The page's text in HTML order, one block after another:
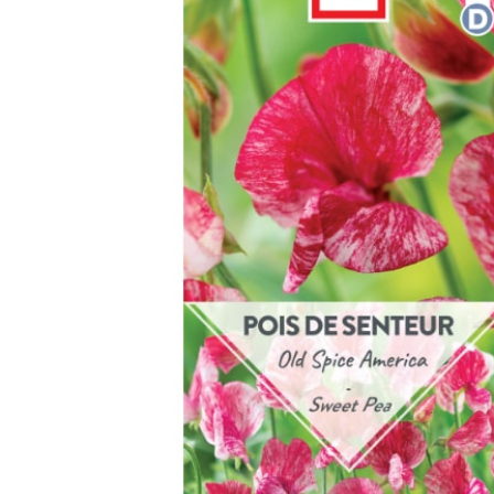
Arbustes de terre de bruyère
Plantes Grimpantes
Arbres fruitiers
Conifères
Plantes méditerranéennes et exotiques
Rosiers
Plantes
Plantes
Plantes
Plantes
Plantes
Plantes
Plantes
Lavande